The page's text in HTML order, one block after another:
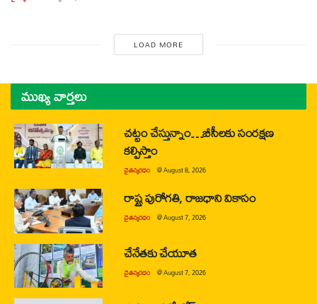
LOAD MORE
ముఖ్య వార్తలు
చట్టం చేస్తున్నాం…బీసీలకు సంరక్షణ
కల్పిస్తాం
చైతన్యరధం @August 8, 2026
రాష్ట్ర పురోగతి, రాజధాని వికాసం
చైతన్యరధం @August 7, 2026
చేనేతకు చేయూత
చైతన్యరధం @August 7, 2026